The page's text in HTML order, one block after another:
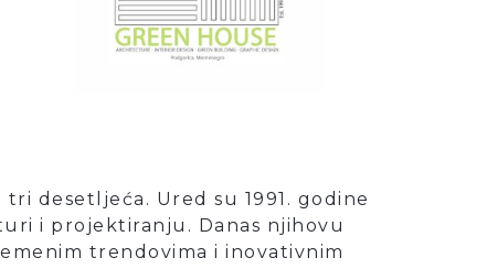
desetljeća. Ured su 1991. godine
i projektiranju. Danas njihovu
trendovima i inovativnim